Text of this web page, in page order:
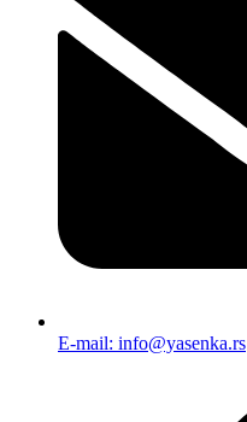
E-mail: info@yasenka.rs